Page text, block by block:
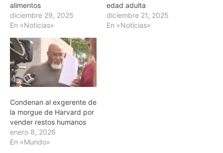
alimentos
diciembre 29, 2025
En «Noticias»
edad adulta
diciembre 21, 2025
En «Noticias»
Condenan al exgerente de
la morgue de Harvard por
vender restos humanos
enero 8, 2026
En «Mundo»